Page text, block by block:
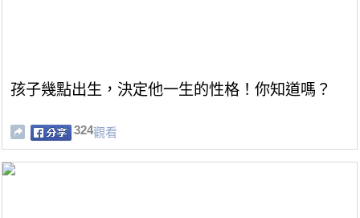
孩子幾點出生，決定他一生的性格！你知道嗎？
324觀看